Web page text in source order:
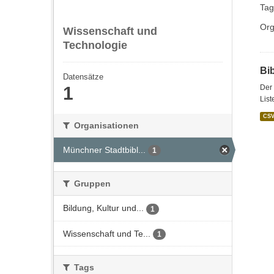
Wissenschaft und
Technologie
Datensätze
1
Organisationen
Münchner Stadtbibl... 1
Gruppen
Bildung, Kultur und... 1
Wissenschaft und Te... 1
Tags